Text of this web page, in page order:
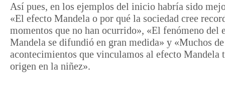
Así pues, en los ejemplos del inicio habría sido
«El efecto Mandela o por qué la sociedad cree
momentos que no han ocurrido», «El fenómeno del
Mandela se difundió en gran medida» y «Muchos
acontecimientos que vinculamos al efecto Mandela
origen en la niñez».